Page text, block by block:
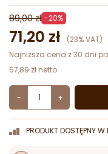
89,00 zł -20%
71,20 zł (23% VAT)
Najniższa cena z 30 dni
57,89 zł netto
- +
PRODUKT DOSTĘPNY